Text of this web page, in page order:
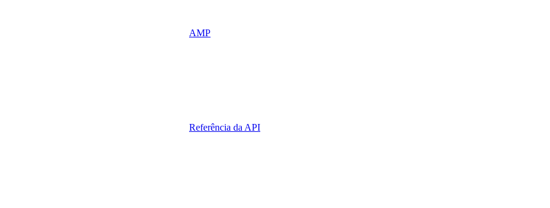
AMP
Referência da API